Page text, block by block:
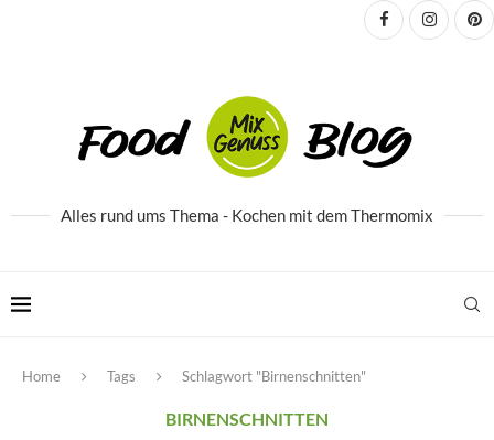
Alles rund ums Thema - Kochen mit dem Thermomix
Home Tags Schlagwort "Birnenschnitten"
BIRNENSCHNITTEN